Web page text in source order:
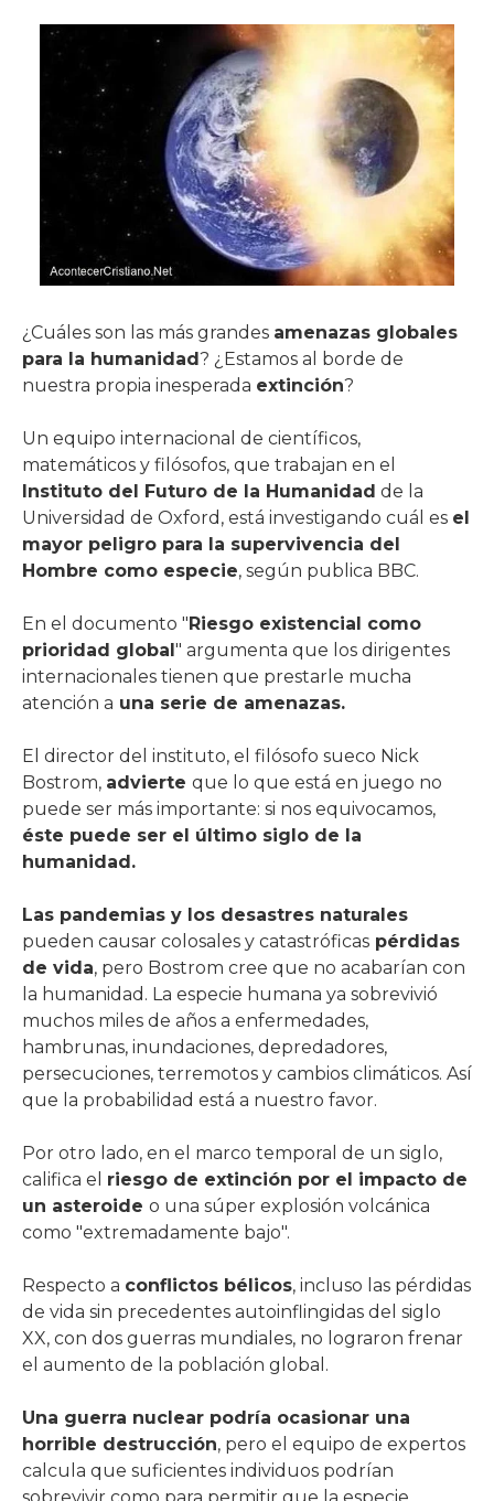
¿Cuáles son las más grandes amenazas globales
para la humanidad? ¿Estamos al borde de
nuestra propia inesperada extinción?
Un equipo internacional de científicos,
matemáticos y filósofos, que trabajan en el
Instituto del Futuro de la Humanidad de la
Universidad de Oxford, está investigando cuál es el
mayor peligro para la supervivencia del
Hombre como especie, según publica BBC.
En el documento "Riesgo existencial como
prioridad global" argumenta que los dirigentes
internacionales tienen que prestarle mucha
atención a una serie de amenazas.
El director del instituto, el filósofo sueco Nick
Bostrom, advierte que lo que está en juego no
puede ser más importante: si nos equivocamos,
éste puede ser el último siglo de la
humanidad.
Las pandemias y los desastres naturales
pueden causar colosales y catastróficas pérdidas
de vida, pero Bostrom cree que no acabarían con
la humanidad. La especie humana ya sobrevivió
muchos miles de años a enfermedades,
hambrunas, inundaciones, depredadores,
persecuciones, terremotos y cambios climáticos. Así
que la probabilidad está a nuestro favor.
Por otro lado, en el marco temporal de un siglo,
califica el riesgo de extinción por el impacto de
un asteroide o una súper explosión volcánica
como "extremadamente bajo".
Respecto a conflictos bélicos, incluso las pérdidas
de vida sin precedentes autoinflingidas del siglo
XX, con dos guerras mundiales, no lograron frenar
el aumento de la población global.
Una guerra nuclear podría ocasionar una
horrible destrucción, pero el equipo de expertos
calcula que suficientes individuos podrían